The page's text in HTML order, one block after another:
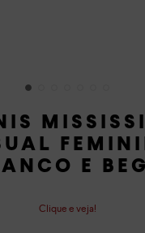
E
Clique e veja!